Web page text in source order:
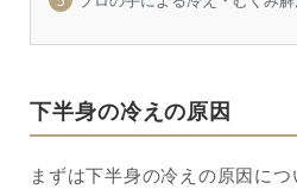
下半身の冷えの原因
まずは下半身の冷えの原因につ